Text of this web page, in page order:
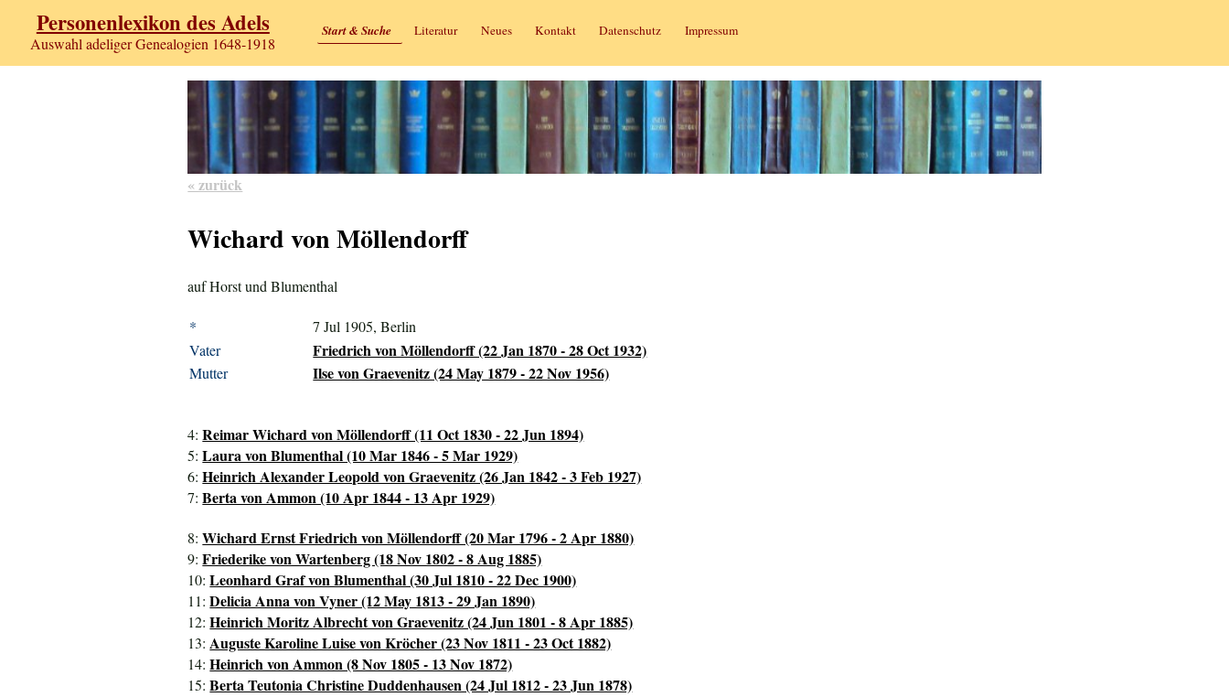
Personenlexikon des Adels
Auswahl adeliger Genealogien 1648-1918
Start & Suche Literatur Neues Kontakt Datenschutz Impressum
« zurück
Wichard von Möllendorff
auf Horst und Blumenthal
*
7 Jul 1905, Berlin
Vater
Friedrich von Möllendorff (22 Jan 1870 - 28 Oct 1932)
Mutter Ilse von Graevenitz (24 May 1879 - 22 Nov 1956)
4:Reimar Wichard von Möllendorff (11 Oct 1830 - 22 Jun 1894)
5:Laura von Blumenthal (10 Mar 1846 - 5 Mar 1929)
6:Heinrich Alexander Leopold von Graevenitz (26 Jan 1842 - 3 Feb 1927)
7:Berta von Ammon (10 Apr 1844 - 13 Apr 1929)
8:Wichard Ernst Friedrich von Möllendorff (20 Mar 1796 - 2 Apr 1880)
9:Friederike von Wartenberg (18 Nov 1802 - 8 Aug 1885)
10:Leonhard Graf von Blumenthal (30 Jul 1810 - 22 Dec 1900)
11:Delicia Anna von Vyner (12 May 1813 - 29 Jan 1890)
12:Heinrich Moritz Albrecht von Graevenitz (24 Jun 1801 - 8 Apr 1885)
13:Auguste Karoline Luise von Kröcher (23 Nov 1811 - 23 Oct 1882)
14:Heinrich von Ammon (8 Nov 1805 - 13 Nov 1872)
15:Berta Teutonia Christine Duddenhausen (24 Jul 1812 - 23 Jun 1878)